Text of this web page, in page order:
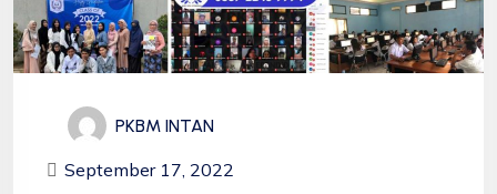
PKBM INTAN
September 17, 2022